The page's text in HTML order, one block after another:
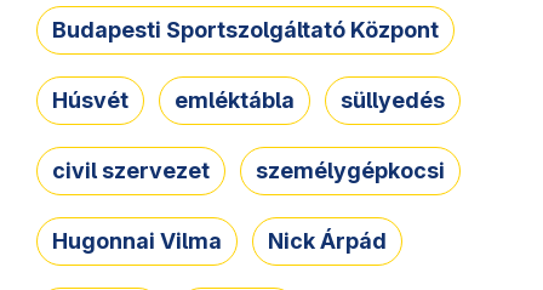
Budapesti Sportszolgáltató Központ
Húsvét emléktábla süllyedés
civil szervezet személygépkocsi
Hugonnai Vilma Nick Árpád